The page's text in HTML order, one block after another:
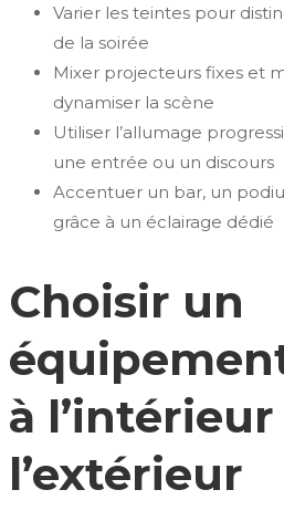
Varier les teintes pour
de la soirée
Mixer projecteurs fixes et
dynamiser la scène
Utiliser l’allumage
une entrée ou un discours
Accentuer un bar, un
grâce à un éclairage dédié
Choisir un
à l’intérieur
l’extérieur